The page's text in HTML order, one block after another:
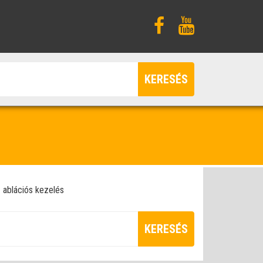
KERESÉS
ablációs kezelés
KERESÉS